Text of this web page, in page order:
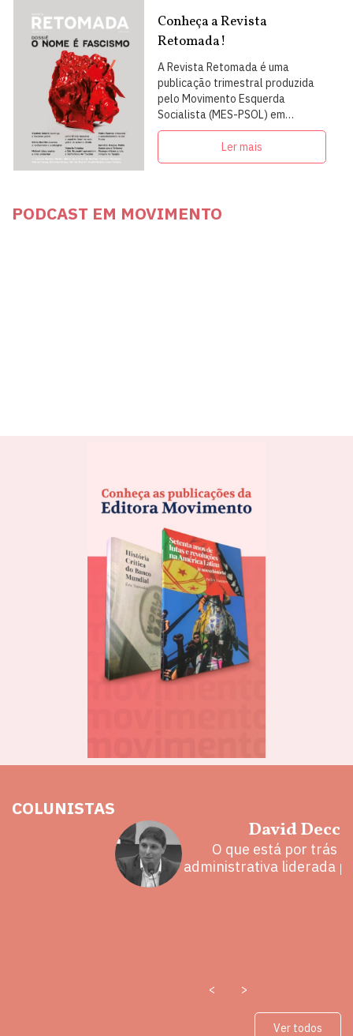
Conheça a Revista
Retomada!
A Revista Retomada é uma
publicação trimestral produzida
pelo Movimento Esquerda
Socialista (MES-PSOL) em
articulação com intelectuais,
militantes e artistas
Ler mais
PODCAST EM MOVIMENTO
COLUNISTAS
David
O que está por trás
administrativa liderada
< >
Ver todos